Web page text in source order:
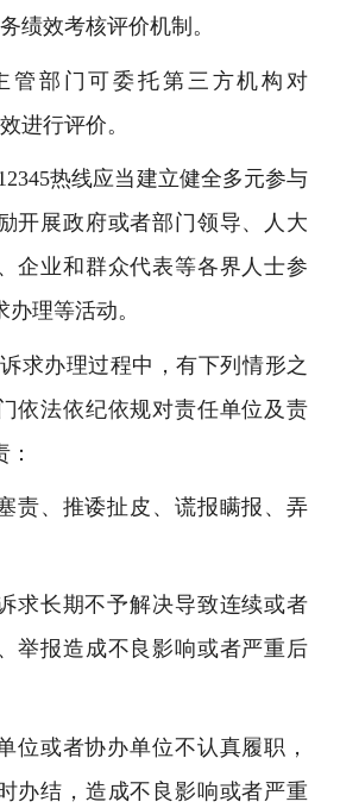
绩效考核评价机制。
管部门可委托第三方机构对
进行评价。
热线应当建立健全多元参与
开展政府或者部门领导、人大
企业和群众代表等各界人士参
理等活动。
求办理过程中，有下列情形之
依法依纪依规对责任单位及责
责、推诿扯皮、谎报瞒报、弄
求长期不予解决导致连续或者
举报造成不良影响或者严重后
位或者协办单位不认真履职，
办结，造成不良影响或者严重